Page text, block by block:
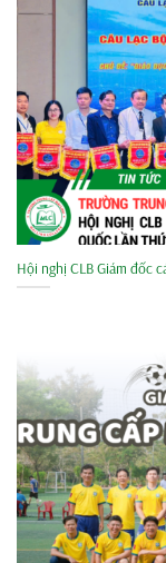
Hội nghị CLB Giám đốc